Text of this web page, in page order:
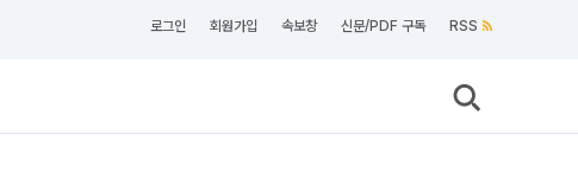
로그인 회원가입 속보창 신문/PDF 구독 RSS